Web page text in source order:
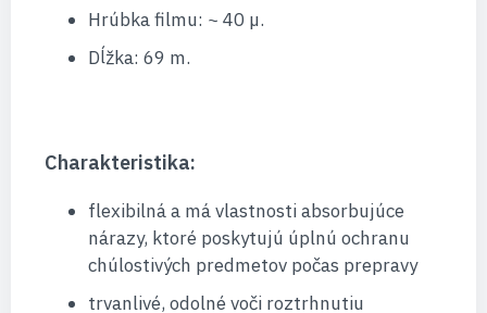
Hrúbka filmu: ~ 40 µ.
Dĺžka: 69 m.
Charakteristika:
flexibilná a má vlastnosti absorbujúce
nárazy, ktoré poskytujú úplnú ochranu
chúlostivých predmetov počas prepravy
trvanlivé, odolné voči roztrhnutiu